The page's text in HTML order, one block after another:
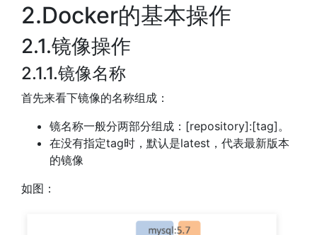
2.Docker的基本操作
2.1.镜像操作
2.1.1.镜像名称
首先来看下镜像的名称组成：
镜名称一般分两部分组成：[repository]:[tag]。
在没有指定tag时，默认是latest，代表最新版本
的镜像
如图：